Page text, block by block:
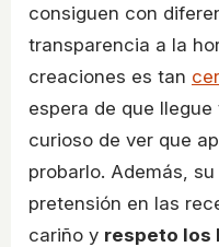
consiguen con
transparencia a la
creaciones es tan
espera de que
curioso de ver que
probarlo. Además,
pretensión en las
cariño y respeto los